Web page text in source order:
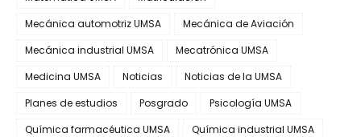
Mecánica automotriz UMSA
Mecánica de Aviación
Mecánica industrial UMSA
Mecatrónica UMSA
Medicina UMSA
Noticias
Noticias de la UMSA
Planes de estudios
Posgrado
Psicología UMSA
Química farmacéutica UMSA
Química industrial UMSA